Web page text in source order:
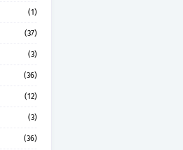
(1)
(37)
(3)
(36)
(12)
(3)
(36)